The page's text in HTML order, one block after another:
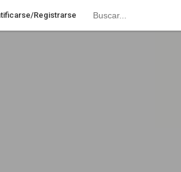
Registrarse